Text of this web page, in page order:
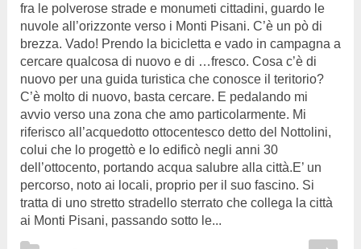
fra le polverose strade e monumeti cittadini, guardo le
nuvole all’orizzonte verso i Monti Pisani. C’è un pò di
brezza. Vado! Prendo la bicicletta e vado in campagna a
cercare qualcosa di nuovo e di …fresco. Cosa c’è di
nuovo per una guida turistica che conosce il teritorio?
C’è molto di nuovo, basta cercare. E pedalando mi
avvio verso una zona che amo particolarmente. Mi
riferisco all’acquedotto ottocentesco detto del Nottolini,
colui che lo progettò e lo edificò negli anni 30
dell’ottocento, portando acqua salubre alla città.E’ un
percorso, noto ai locali, proprio per il suo fascino. Si
tratta di uno stretto stradello sterrato che collega la città
ai Monti Pisani, passando sotto le...